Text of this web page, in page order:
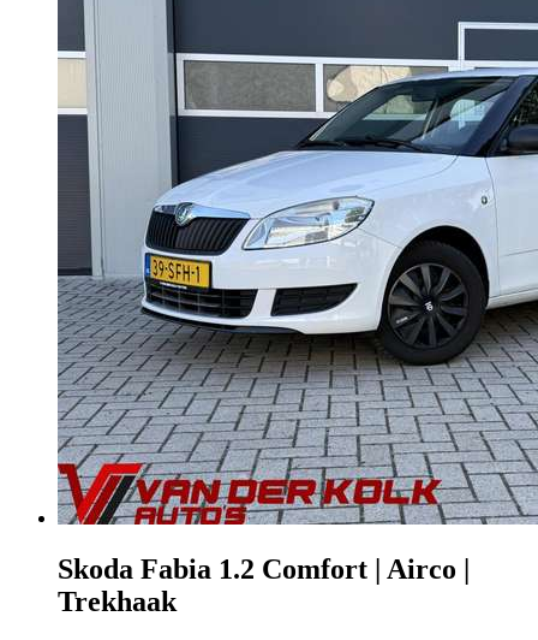
Skoda Fabia 1.2 Comfort | Airco |
Trekhaak